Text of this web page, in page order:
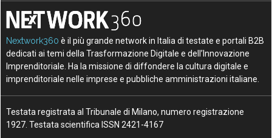
Nextwork360 è il più grande network in Italia di testate e portali B2B
dedicati ai temi della Trasformazione Digitale e dell’Innovazione
Imprenditoriale. Ha la missione di diffondere la cultura digitale e
imprenditoriale nelle imprese e pubbliche amministrazioni italiane.
Testata registrata al Tribunale di Milano, numero registrazione
1927. Testata scientifica ISSN 2421-4167